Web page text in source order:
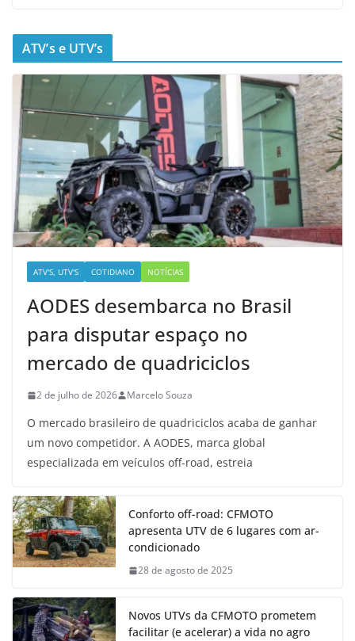
ATV’s e UTV’s
ATV'S, UTV'S COTIDIANO NOTÍCIAS
AODES desembarca no Brasil
para disputar espaço no
mercado de quadriciclos
2 de julho de 2026 Marcelo Souza
O mercado brasileiro de quadriciclos acaba de ganhar
um novo competidor. A AODES, marca global
especializada em veículos off-road, estreia
Conforto off-road: CFMOTO
apresenta UTV de 6 lugares com ar-
condicionado
28 de agosto de 2025
Novos UTVs da CFMOTO prometem
facilitar (e acelerar) a vida no agro